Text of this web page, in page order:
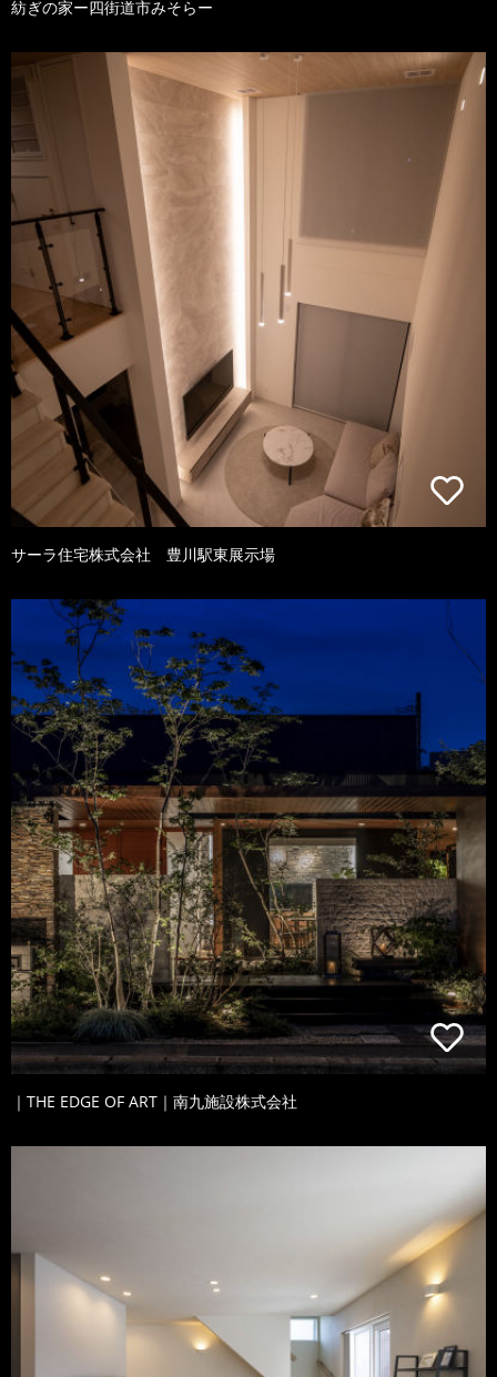
紡ぎの家ー四街道市みそらー
サーラ住宅株式会社 豊川駅東展示場
｜THE EDGE OF ART｜南九施設株式会社